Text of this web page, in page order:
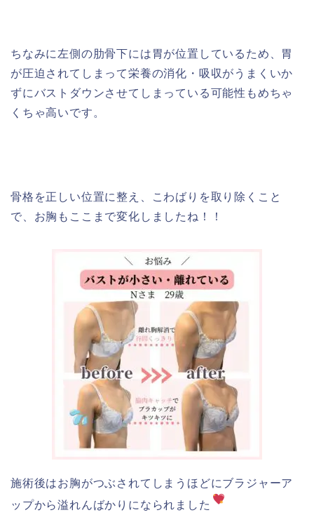
ちなみに左側の肋骨下には胃が位置しているため、胃
が圧迫されてしまって栄養の消化・吸収がうまくいか
ずにバストダウンさせてしまっている可能性もめちゃ
くちゃ高いです。
骨格を正しい位置に整え、こわばりを取り除くこと
で、お胸もここまで変化しましたね！！
施術後はお胸がつぶされてしまうほどにブラジャーア
ップから溢れんばかりになられました